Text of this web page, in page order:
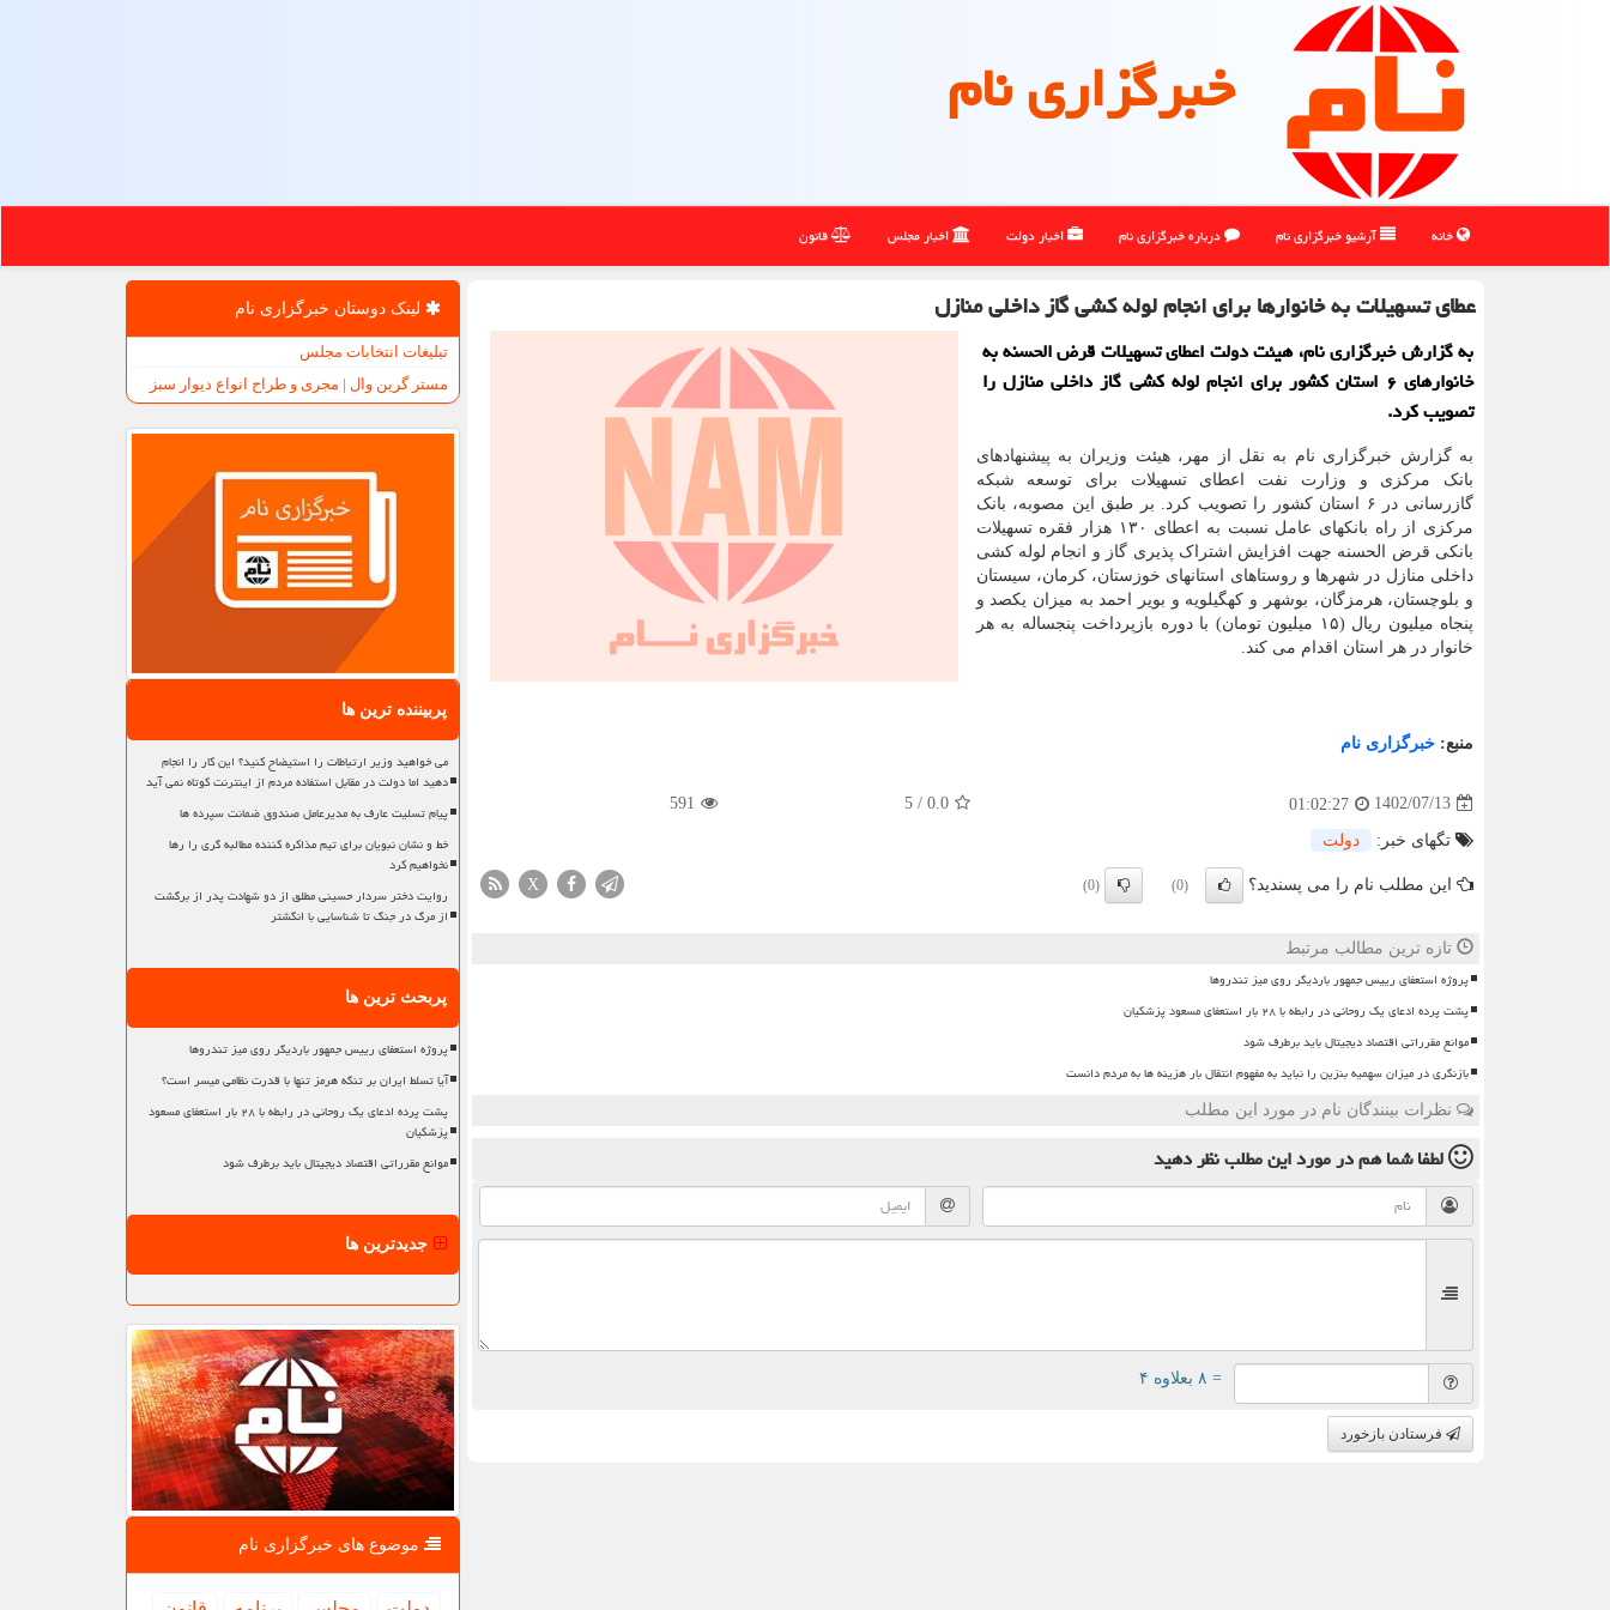
خبرگزاری نام
خانه آرشیو خبرگزاری نام درباره خبرگزاری نام اخبار دولت اخبار مجلس قانون
عطای تسهیلات به خانوارها برای انجام لوله کشی گاز داخلی منازل
به گزارش خبرگزاری نام، هیئت دولت اعطای تسهیلات قرض الحسنه به
خانوارهای ۶ استان کشور برای انجام لوله کشی گاز داخلی منازل را
تصویب کرد.
به گزارش خبرگزاری نام به نقل از مهر، هیئت وزیران به پیشنهادهای
بانک مرکزی و وزارت نفت اعطای تسهیلات برای توسعه شبکه
گازرسانی در ۶ استان کشور را تصویب کرد. بر طبق این مصوبه، بانک
مرکزی از راه بانکهای عامل نسبت به اعطای ۱۳۰ هزار فقره تسهیلات
بانکی قرض الحسنه جهت افزایش اشتراک پذیری گاز و انجام لوله کشی
داخلی منازل در شهرها و روستاهای استانهای خوزستان، کرمان، سیستان
و بلوچستان، هرمزگان، بوشهر و کهگیلویه و بویر احمد به میزان یکصد و
پنجاه میلیون ریال (۱۵ میلیون تومان) با دوره بازپرداخت پنجساله به هر
خانوار در هر استان اقدام می کند.
منبع: خبرگزاری نام
1402/07/13
01:02:27
0.0
/
5
591
تگهای خبر: دولت
این مطلب نام را می پسندید؟ (0)
(0)
X
تازه ترین مطالب مرتبط
پروژه استعفای رییس جمهور باردیگر روی میز تندروها
پشت پرده ادعای یک روحانی در رابطه با ۲۸ بار استعفای مسعود پزشکیان
موانع مقرراتی اقتصاد دیجیتال باید برطرف شود
بازنگری در میزان سهمیه بنزین را نباید به مفهوم انتقال بار هزینه ها به مردم دانست
نظرات بینندگان نام در مورد این مطلب
لطفا شما همدر مورد این مطلبنظر دهید
= ۸ بعلاوه ۴
فرستادن بازخورد
لینک دوستان خبرگزاری نام
تبلیغات انتخابات مجلس
مستر گرین وال | مجری و طراح انواع دیوار سبز
پربیننده ترین ها
می خواهید وزیر ارتباطات را استیضاح کنید؟ این کار را انجام
دهید اما دولت در مقابل استفاده مردم از اینترنت کوتاه نمی آید
پیام تسلیت عارف به مدیرعامل صندوق ضمانت سپرده ها
خط و نشان نبویان برای تیم مذاکره کننده مطالبه گری را رها
نخواهیم کرد
روایت دختر سردار حسینی مطلق از دو شهادت پدر از برگشت
از مرگ در جنگ تا شناسایی با انگشتر
پربحث ترین ها
پروژه استعفای رییس جمهور باردیگر روی میز تندروها
آیا تسلط ایران بر تنگه هرمز تنها با قدرت نظامی میسر است؟
پشت پرده ادعای یک روحانی در رابطه با ۲۸ بار استعفای مسعود
پزشکیان
موانع مقرراتی اقتصاد دیجیتال باید برطرف شود
جدیدترین ها
موضوع های خبرگزاری نام